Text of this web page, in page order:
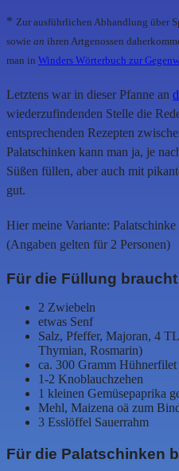
* Zur ausführlichen Abhandlung über
sowie an ihren Artgenossen
man in Winders Wörterbuch zur
Letztens war in dieser Pfanne an
wiederzufindenden Stelle die
entsprechenden Rezepten
Palatschinken kann man ja, je
Süßen füllen, aber auch mit
gut.
Hier meine Variante:
(Angaben gelten für 2 Personen)
Für die Füllung
2 Zwiebeln
etwas Senf
Salz, Pfeffer, Majoran, 4
Thymian, Rosmarin)
ca. 300 Gramm Hühnerfilet
1-2 Knoblauchzehen
1 kleinen Gemüsepaprika
Mehl, Maizena oä zum
3 Esslöffel Sauerrahm
Für die Palatschinken